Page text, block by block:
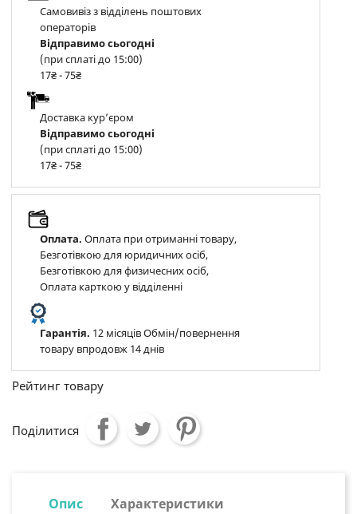
Самовивіз з відділень поштових
операторів
Відправимо сьогодні
(при сплаті до 15:00)
17₴ - 75₴
Доставка курʼєром
Відправимо сьогодні
(при сплаті до 15:00)
17₴ - 75₴
Оплата. Оплата при отриманні товару,
Безготівкою для юридичних осіб,
Безготівкою для физичесних осіб,
Оплата карткою у відділенні
Гарантія. 12 місяців Обмін/повернення
товару впродовж 14 днів
Рейтинг товару
Поділитися
Опис
Характеристики